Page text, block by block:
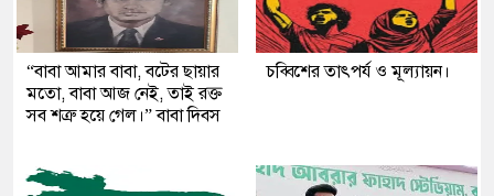
“বাবা আমার বাবা, বটের ছায়ার
মতো, বাবা আজ নেই, তাই রক্ত
সব শত্রু হয়ে গেল।” বাবা দিবস
চব্বিশের তাৎপর্য ও মূল্যায়ন।